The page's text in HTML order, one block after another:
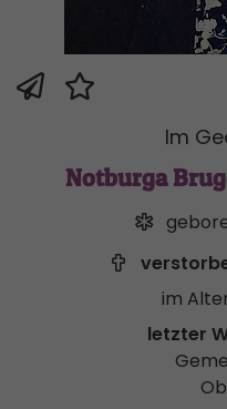
Im
Notburga
im
letzter